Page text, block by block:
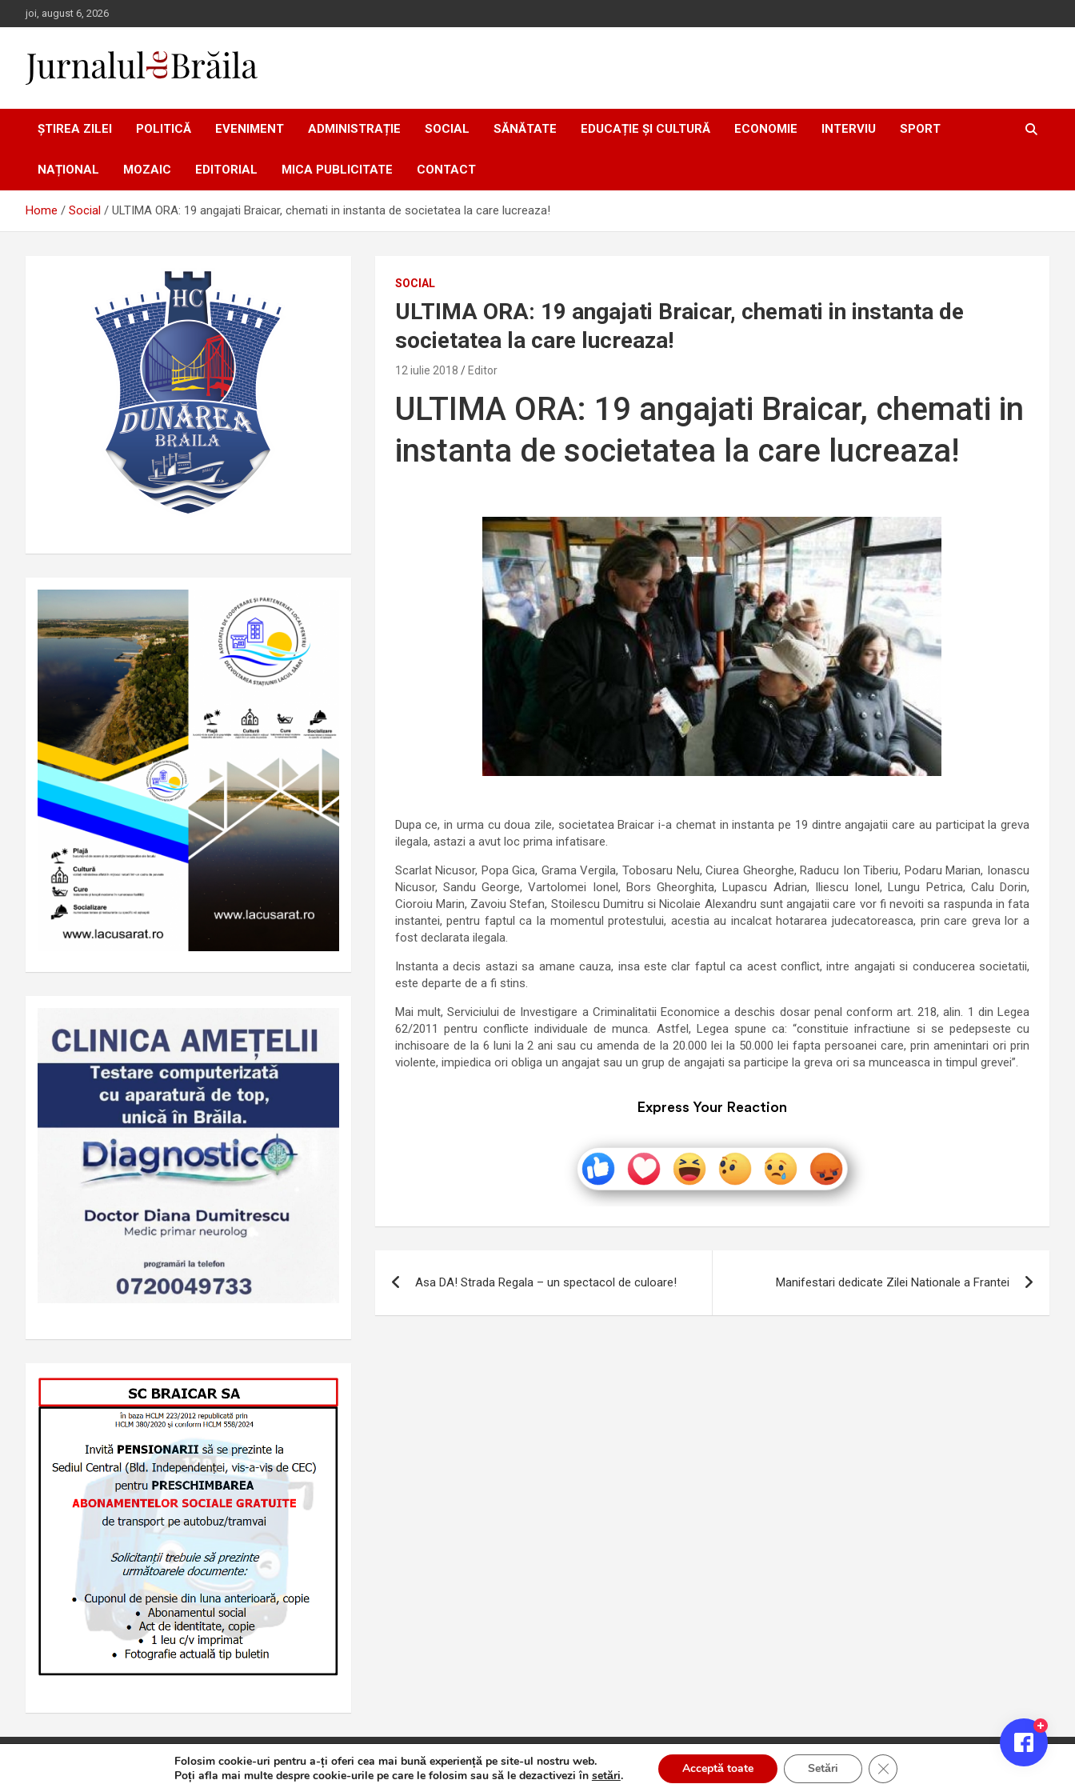
to
joi, august 6, 2026
Jurnalul de Brăila
ȘTIREA ZILEI POLITICĂ EVENIMENT ADMINISTRAȚIE SOCIAL SĂNĂTATE EDUCAȚIE ȘI CULTURĂ ECONOMIE INTERVIU SPORT
NAȚIONAL MOZAIC EDITORIAL MICA PUBLICITATE CONTACT
Home Social ULTIMA ORA: 19 angajati Braicar, chemati in instanta de societatea la care lucreaza!
SOCIAL
ULTIMA ORA: 19 angajati Braicar, chemati in instanta de
societatea la care lucreaza!
12 iulie 2018 Editor
ULTIMA ORA: 19 angajati Braicar, chemati in
instanta de societatea la care lucreaza!
Dupa ce, in urma cu doua zile, societatea Braicar i-a chemat in instanta pe 19 dintre angajatii care au participat la greva
ilegala, astazi a avut loc prima infatisare.
Scarlat Nicusor, Popa Gica, Grama Vergila, Tobosaru Nelu, Ciurea Gheorghe, Raducu Ion Tiberiu, Podaru Marian, Ionascu
Nicusor, Sandu George, Vartolomei Ionel, Bors Gheorghita, Lupascu Adrian, Iliescu Ionel, Lungu Petrica, Calu Dorin,
Cioroiu Marin, Zavoiu Stefan, Stoilescu Dumitru si Nicolaie Alexandru sunt angajatii care vor fi nevoiti sa raspunda in fata
instantei, pentru faptul ca la momentul protestului, acestia au incalcat hotararea judecatoreasca, prin care greva lor a
fost declarata ilegala.
Instanta a decis astazi sa amane cauza, insa este clar faptul ca acest conflict, intre angajati si conducerea societatii,
este departe de a fi stins.
Mai mult, Serviciului de Investigare a Criminalitatii Economice a deschis dosar penal conform art. 218, alin. 1 din Legea
62/2011 pentru conflicte individuale de munca. Astfel, Legea spune ca: “constituie infractiune si se pedepseste cu
inchisoare de la 6 luni la 2 ani sau cu amenda de la 20.000 lei la 50.000 lei fapta persoanei care, prin amenintari ori prin
violente, impiedica ori obliga un angajat sau un grup de angajati sa participe la greva ori sa munceasca in timpul grevei”.
Express Your Reaction
Asa DA! Strada Regala – un spectacol de culoare! Manifestari dedicate Zilei Nationale a Frantei
Jurnalul de Brăila Politică de confidențialitate Theme by:Theme Horse Proudly Powered by: WordPress
Folosim cookie-uri pentru a-ți oferi cea mai bună experiență pe site-ul nostru web.
Poți afla mai multe despre cookie-urile pe care le folosim sau să le dezactivezi în setări. Acceptă toate Setări Close GDPR Cookie Banner